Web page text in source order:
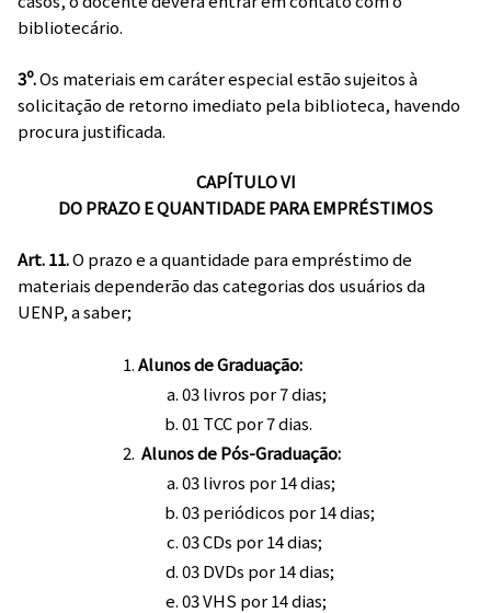
bibliotecário.
3º.Os materiais em caráter especial estão sujeitos à
solicitação de retorno imediato pela biblioteca, havendo
procura justificada.
CAPÍTULO VI
DO PRAZO E QUANTIDADE PARA EMPRÉSTIMOS
Art. 11.O prazo e a quantidade para empréstimo de
materiais dependerão das categorias dos usuários da
UENP, a saber;
Alunos de Graduação:
03 livros por 7 dias;
01 TCC por 7 dias.
Alunos de Pós-Graduação:
03 livros por 14 dias;
03 periódicos por 14 dias;
03 CDs por 14 dias;
03 DVDs por 14 dias;
03 VHS por 14 dias;